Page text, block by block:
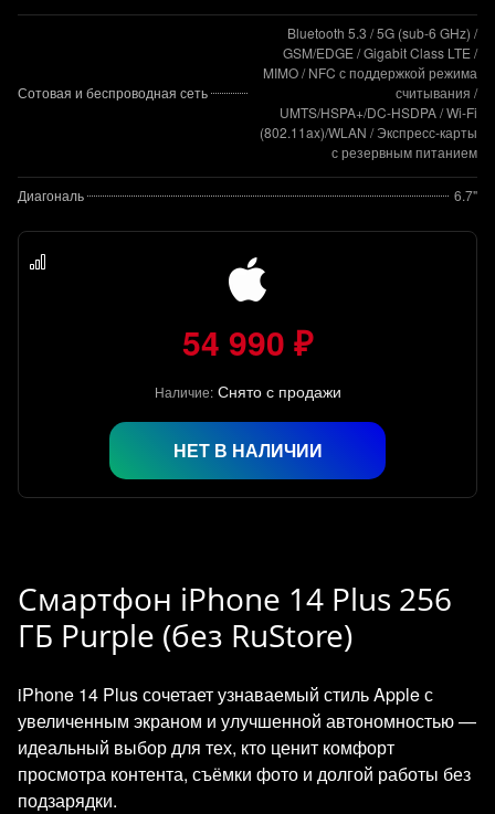
Сотовая и беспроводная сеть
Bluetooth 5.3 / 5G (sub‑6 GHz) /
GSM/EDGE / Gigabit Class LTE /
MIMO / NFC с поддержкой режима
считывания /
UMTS/HSPA+/DC‑HSDPA / Wi-Fi
(802.11​ax)/WLAN / Экспресс‑карты
с резервным питанием
Диагональ 6.7"
54 990 ₽
Наличие: Снято с продажи
НЕТ В НАЛИЧИИ
Смартфон iPhone 14 Plus 256
ГБ Purple (без RuStore)
iPhone 14 Plus сочетает узнаваемый стиль Apple с
увеличенным экраном и улучшенной автономностью —
идеальный выбор для тех, кто ценит комфорт
просмотра контента, съёмки фото и долгой работы без
подзарядки.